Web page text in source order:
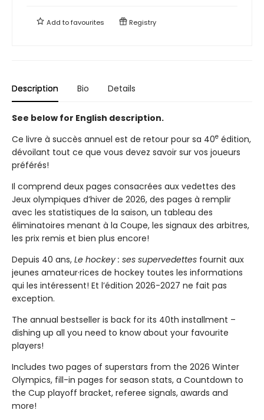
Add tofavourites Registry
Description Bio Details
See below for English description.
Ce livre à succès annuel est de retour pour sa 40e édition,
dévoilant tout ce que vous devez savoir sur vos joueurs
préférés!
Il comprend deux pages consacrées aux vedettes des
Jeux olympiques d’hiver de 2026, des pages à remplir
avec les statistiques de la saison, un tableau des
éliminatoires menant à la Coupe, les signaux des arbitres,
les prix remis et bien plus encore!
Depuis 40 ans, Le hockey : ses supervedettes fournit aux
jeunes amateur·rices de hockey toutes les informations
qui les intéressent! Et l’édition 2026-2027 ne fait pas
exception.
The annual bestseller is back for its 40th installment –
dishing up all you need to know about your favourite
players!
Includes two pages of superstars from the 2026 Winter
Olympics, fill-in pages for season stats, a Countdown to
the Cup playoff bracket, referee signals, awards and
more!